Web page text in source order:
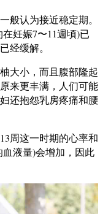
般认为接近稳定期。
妊娠7〜11週頃)已
经缓解。
大小，而且腹部隆起
来更丰满，人们可能
还抱怨乳房疼痛和腰
周这一时期的心率和
液量)会增加，因此